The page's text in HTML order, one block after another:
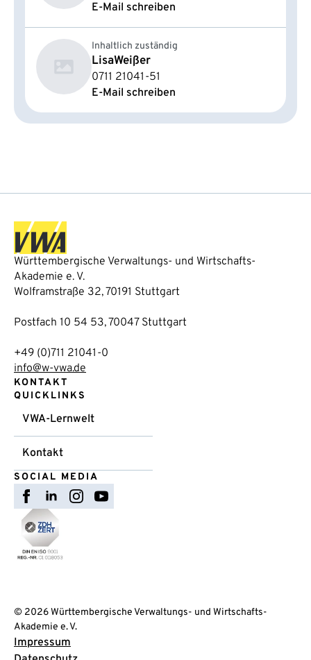
E-Mail schreiben
Inhaltlich zuständig
LisaWeißer
0711 21041-51
E-Mail schreiben
Württembergische Verwaltungs- und Wirtschafts-
Akademie e. V.
Wolframstraße 32, 70191 Stuttgart
Postfach 10 54 53, 70047 Stuttgart
+49 (0)711 21041-0
info@w-vwa.de
KONTAKT
QUICKLINKS
VWA-Lernwelt
Kontakt
SOCIAL MEDIA
© 2026 Württembergische Verwaltungs- und Wirtschafts-
Akademie e. V.
Impressum